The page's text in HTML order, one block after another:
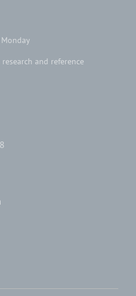
Monday
and reference